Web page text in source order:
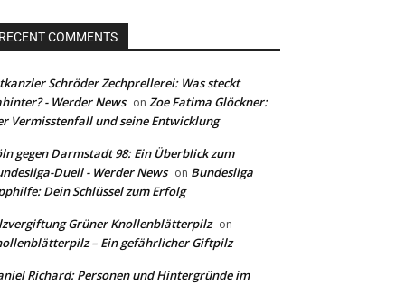
COMMENTS
Schröder Zechprellerei: Was steckt
- Werder News on Zoe Fatima Glöckner:
Vermisstenfall und seine Entwicklung
gegen Darmstadt 98: Ein Überblick zum
Duell - Werder News on Bundesliga
Dein Schlüssel zum Erfolg
Grüner Knollenblätterpilz on
– Ein gefährlicher Giftpilz
Richard: Personen und Hintergründe im